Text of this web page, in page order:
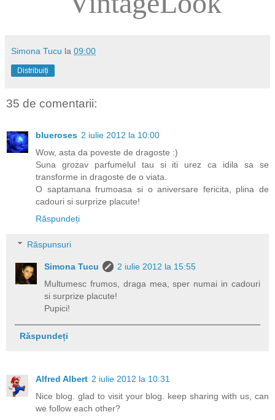
Simona Tucu la 09:00
Distribuiți
35 de comentarii:
blueroses 2 iulie 2012 la 10:00
Wow, asta da poveste de dragoste :)
Suna grozav parfumelul tau si iti urez ca idila sa se
transforme in dragoste de o viata.
O saptamana frumoasa si o aniversare fericita, plina de
cadouri si surprize placute!
Răspundeți
Răspunsuri
Simona Tucu
2 iulie 2012 la 15:55
Multumesc frumos, draga mea, sper numai in cadouri
si surprize placute!
Pupici!
Răspundeți
Alfred Albert 2 iulie 2012 la 10:31
Nice blog. glad to visit your blog. keep sharing with us, can
we follow each other?